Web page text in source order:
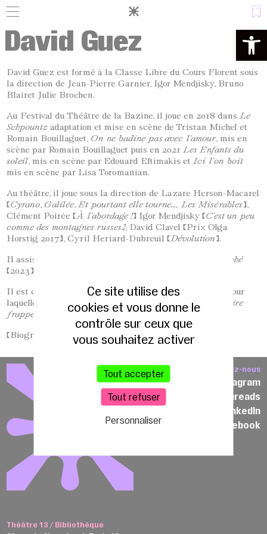
Ouvrir
David Guez
David Guez est formé à la Classe Libre du Cours Florent sous
la direction de Jean-Pierre Garnier, Igor Mendjisky, Bruno
Blairet Julie Brochen.
Au Festival du Théâtre de la Bazine, il joue en 2018 dans Le
Schpountz adaptation et mise en scène de Tristan Michel et
Romain Bouillaguet, On ne badine pasavec l’amour, mis en
scène par Romain Bouillaguet puis en 2021 Les Enfants du
soleil , mis en scène par Edouard Eftimakis et Ici l’on boit
mis en scène par Lisa Toromanian.
Au théâtre, il joue sous la direction de Lazare Herson-Macarel
(Cyrano Galilée, Et pourtant elle tourne…, Les Misérables),
Clément Poirée (À l’abordage !) Igor Mendjisky (C’est un peu
comme des montagnes russes), David Clavel (Prix Olga
Horstig 2017), Cyril Heriard-Dubreuil (Dévolution).
Il assiste Simon Falguières à la mise en scène sur
Morphé
(2023).
Il est co-fondateur et auteur de la compagnie Sans Roi pour
laquelle il écrit
compagnie monstres Si
histoire
frappe
porte etSur laroute d’Eden.
[Biographie mise à jour le 23 septembre 2025]
Théâtre 13 / Bibliothèque
Suivez-nous
Instagram
Threads
LinkedIn
Facebook
Panneau de gestion des cookies
Ce site utilise des
cookies et vous donne le
contrôle sur ceux que
vous souhaitez activer
Tout accepter
Tout refuser
Personnaliser